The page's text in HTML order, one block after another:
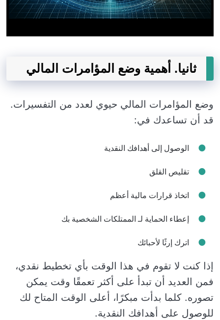
ثانيا. أهمية وضع المؤامرات المالي
وضع المؤامرات المالي حيوي لعدد من التفسيرات.
قد أن تساعدك في:
الوصول إلى أهدافك النقدية
تقليص القلق
اتخاذ قرارات مالية أعظم
إعطاء الحماية لـ الممتلكات الشخصية بك
اترك إرثًا لأحبائك
إذا كنت لا تقوم في هذا الوقت بأي تخطيط نقدي،
فمن العديد أن تبدأ على أكثر تعمقًا وقت يمكن
تصوره. كلما بدأت مبكرًا، أعلى الوقت المتاح لك
للوصول على أهدافك النقدية.